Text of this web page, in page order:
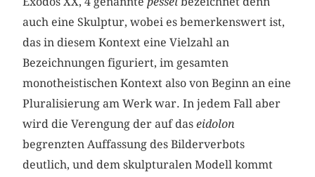
auch eine Skulptur, wobei es bemerkenswert ist,
das in diesem Kontext eine Vielzahl an
Bezeichnungen figuriert, im gesamten
monotheistischen Kontext also von Beginn an eine
Pluralisierung am Werk war. In jedem Fall aber
wird die Verengung der auf daseidolon
begrenzten Auffassung des Bilderverbots
deutlich, und dem skulpturalen Modell kommt